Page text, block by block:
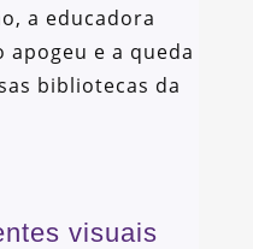
a educadora
apogeu e a queda
bibliotecas da
visuais